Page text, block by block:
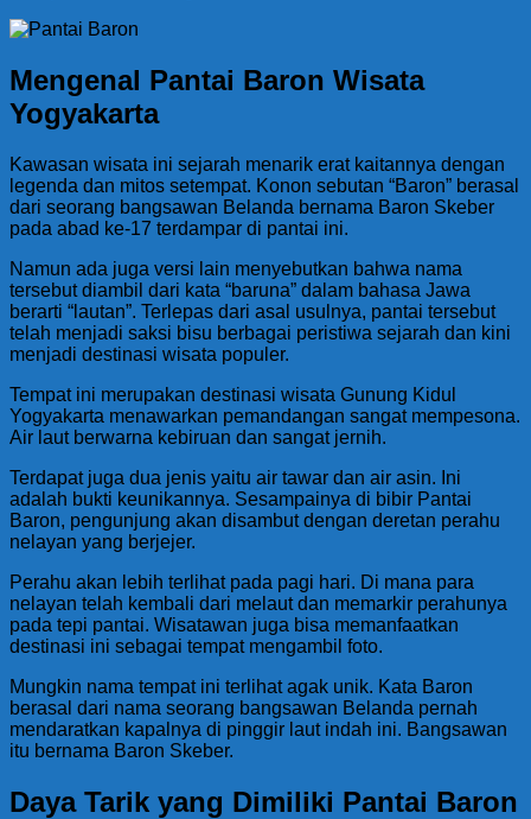
Mengenal Pantai Baron Wisata
Yogyakarta
Kawasan wisata ini sejarah menarik erat kaitannya dengan
legenda dan mitos setempat. Konon sebutan “Baron” berasal
dari seorang bangsawan Belanda bernama Baron Skeber
pada abad ke-17 terdampar di pantai ini.
Namun ada juga versi lain menyebutkan bahwa nama
tersebut diambil dari kata “baruna” dalam bahasa Jawa
berarti “lautan”. Terlepas dari asal usulnya, pantai tersebut
telah menjadi saksi bisu berbagai peristiwa sejarah dan kini
menjadi destinasi wisata populer.
Tempat ini merupakan destinasi wisata Gunung Kidul
Yogyakarta menawarkan pemandangan sangat mempesona.
Air laut berwarna kebiruan dan sangat jernih.
Terdapat juga dua jenis yaitu air tawar dan air asin. Ini
adalah bukti keunikannya. Sesampainya di bibir Pantai
Baron, pengunjung akan disambut dengan deretan perahu
nelayan yang berjejer.
Perahu akan lebih terlihat pada pagi hari. Di mana para
nelayan telah kembali dari melaut dan memarkir perahunya
pada tepi pantai. Wisatawan juga bisa memanfaatkan
destinasi ini sebagai tempat mengambil foto.
Mungkin nama tempat ini terlihat agak unik. Kata Baron
berasal dari nama seorang bangsawan Belanda pernah
mendaratkan kapalnya di pinggir laut indah ini. Bangsawan
itu bernama Baron Skeber.
Daya Tarik yang Dimiliki Pantai Baron